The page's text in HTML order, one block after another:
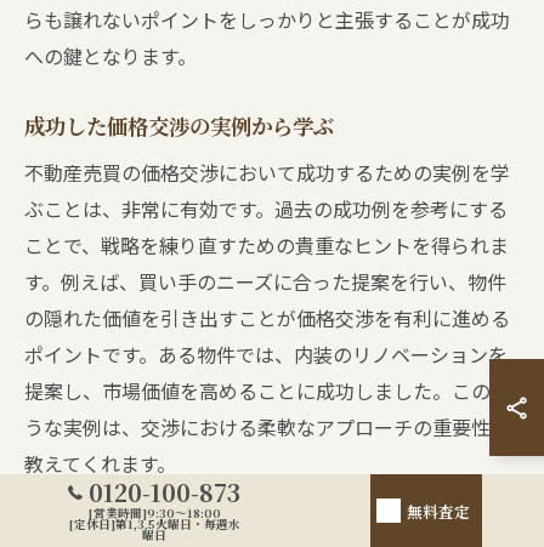
らも譲れないポイントをしっかりと主張することが成功
への鍵となります。
成功した価格交渉の実例から学ぶ
不動産売買の価格交渉において成功するための実例を学
ぶことは、非常に有効です。過去の成功例を参考にする
ことで、戦略を練り直すための貴重なヒントを得られま
す。例えば、買い手のニーズに合った提案を行い、物件
の隠れた価値を引き出すことが価格交渉を有利に進める
ポイントです。ある物件では、内装のリノベーションを
提案し、市場価値を高めることに成功しました。このよ
うな実例は、交渉における柔軟なアプローチの重要性を
教えてくれます。
価格交渉の終了後に確認すべき事項
0120-100-873
[営業時間]9:30～18:00
[定休日]第1,3,5火曜日・毎週水
曜日
無料査定